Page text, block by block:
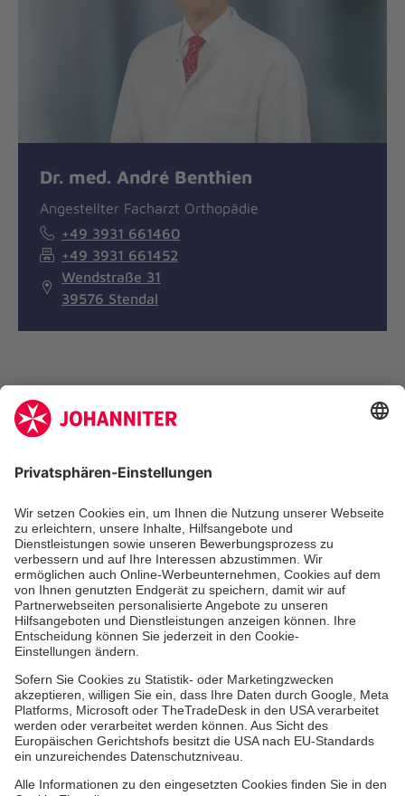
Dr. med. André Benthien
Angestellter Facharzt Orthopädie
+49 3931 661460
+49 3931 661452
Wendstraße 31
39576 Stendal
Die Johanniter GmbH ist Mitglied des
Kununu Top Company 2026
Über uns